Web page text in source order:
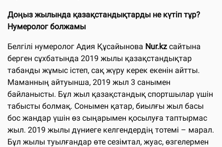
Доңыз жылында қазақстандықтарды не күтіп тұр?
Нумеролог болжамы
Белгілі нумеролог Адия Құсайынова Nur.kz сайтына
берген сұхбатында 2019 жылы қазақстандықтар
табанды жұмыс істеп, сақ жүру керек екенін айтты.
Маманның айтуынша, 2019 жыл 3 санымен
байланысты. Бұл жыл қазақстандық спортшылар үшін
табысты болмақ. Сонымен қатар, биылғы жыл басы
бос жандар үшін өз сыңарымен қосылуға таптырмас
жыл. 2019 жылы дүниеге келгендердің тотемі – марал.
Бұл жылы туылғандар өте сезімтал, жуас, өзгелермен